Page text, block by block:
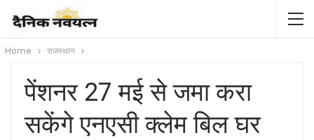
Home राजस्थान
पेंशनर 27 मई से जमा करा
सकेंगे एनएसी क्लेम बिल घर